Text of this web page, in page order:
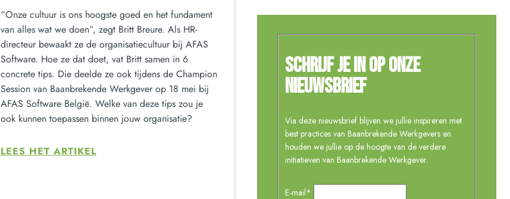
“Onze cultuur is ons hoogste goed en het fundament
van alles wat we doen”, zegt Britt Breure. Als HR-
directeur bewaakt ze de organisatiecultuur bij AFAS
Software. Hoe ze dat doet, vat Britt samen in 6
concrete tips. Die deelde ze ook tijdens de Champion
Session van Baanbrekende Werkgever op 18 mei bij
AFAS Software België. Welke van deze tips zou je
ook kunnen toepassen binnen jouw organisatie?
LEES HET ARTIKEL